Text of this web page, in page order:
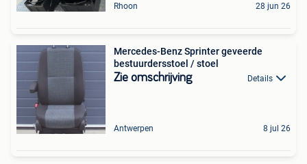
Rhoon 28 jun 26
Mercedes-Benz Sprinter geveerde
bestuurdersstoel / stoel
Zie omschrijving Details
Antwerpen 8 jul 26